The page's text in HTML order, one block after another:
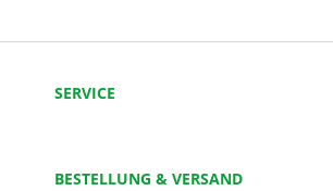
SERVICE
BESTELLUNG & VERSAND